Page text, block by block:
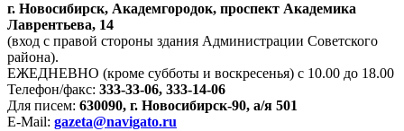
г. Новосибирск, Академгородок, проспект Академика
Лаврентьева, 14
(вход с правой стороны здания Администрации Советского
района).
ЕЖЕДНЕВНО (кроме субботы и воскресенья) с 10.00 до 18.00
Телефон/факс: 333-33-06, 333-14-06
Для писем: 630090, г. Новосибирск-90, а/я 501
E-Mail: gazeta@navigato.ru